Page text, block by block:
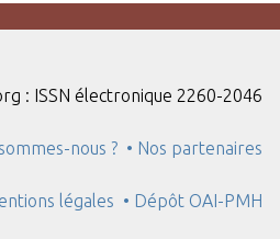
: ISSN électronique 2260-2046
nous ? • Nos partenaires
légales • Dépôt OAI-PMH